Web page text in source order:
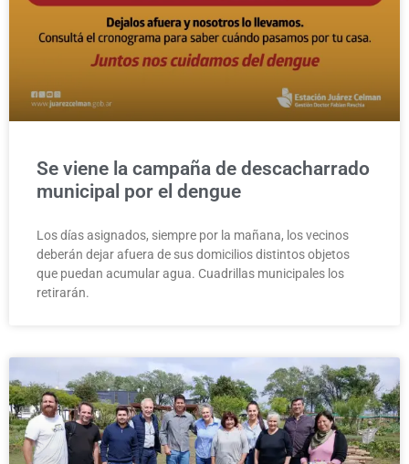
Se viene la campaña de descacharrado
municipal por el dengue
Los días asignados, siempre por la mañana, los vecinos
deberán dejar afuera de sus domicilios distintos objetos
que puedan acumular agua. Cuadrillas municipales los
retirarán.